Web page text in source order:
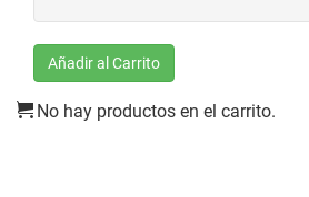
Añadir al Carrito
No hay productos en el carrito.